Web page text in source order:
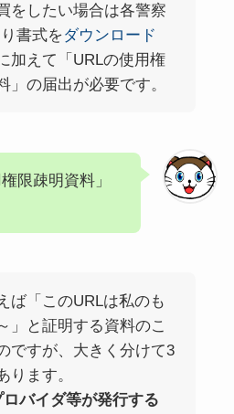
をしたい場合は各警察
書式をダウンロード
加えて「URLの使用権
」の届出が必要です。
限疎明資料」
ば「このURLは私のも
」と証明する資料のこ
ですが、大きく分けて3
ります。
ロバイダ等が発行する